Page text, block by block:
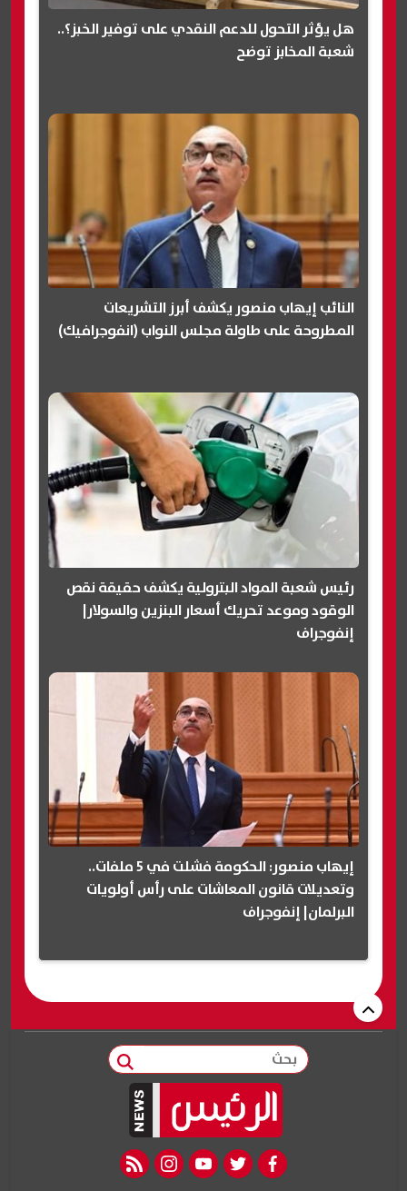
هل يؤثر التحول للدعم النقدي على توفير الخبز؟..
شعبة المخابز توضح
النائب إيهاب منصور يكشف أبرز التشريعات
المطروحة على طاولة مجلس النواب (انفوجرافيك)
رئيس شعبة المواد البترولية يكشف حقيقة نقص
الوقود وموعد تحريك أسعار البنزين والسولار|
إنفوجراف
إيهاب منصور: الحكومة فشلت في 5 ملفات..
وتعديلات قانون المعاشات على رأس أولويات
البرلمان| إنفوجراف
بحث
facebook
twitter
youtube
instagram
rss feed